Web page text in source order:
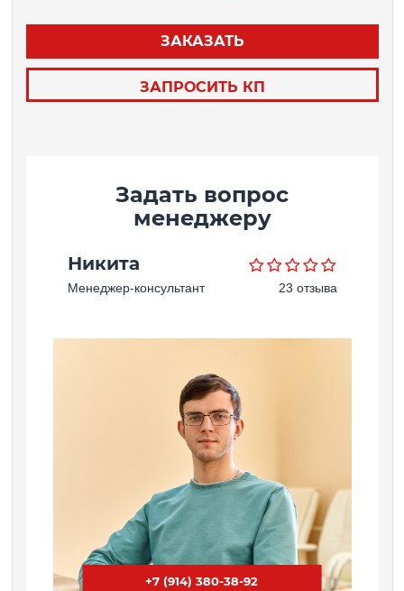
ЗАКАЗАТЬ
ЗАПРОСИТЬ КП
Задать вопрос
менеджеру
Никита
Менеджер-консультант 23 отзыва
+7 (914) 380-38-92